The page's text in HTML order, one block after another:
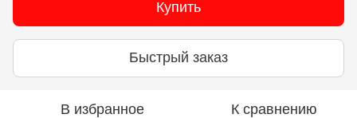
Купить
Быстрый заказ
В избранное К сравнению